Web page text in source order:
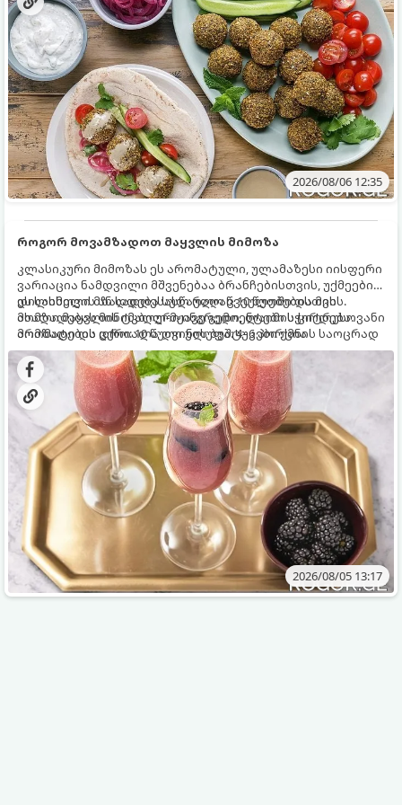
2026/08/06 12:35
როგორ მოვამზადოთ მაყვლის მიმოზა
კლასიკური მიმოზას ეს არომატული, ულამაზესი იისფერი
ვარიაცია ნამდვილი მშვენებაა ბრანჩებისთვის, უქმეების
დილისთვის ან სადღესასწაულო წვეულებებისთვის.
ახალი მაყვლის ტკბილ-მჟავე გემო, ლაიმის ციტრუსოვანი
არომატი და ცქრიალა ღვინის ბუშტუკები ქმნის საოცრად
დახვეწილ და მაგრილებელ კოქტეილს.
ეს სასმელი მზადდება სულ რაღაც 10 წუთში და მის
მომზადებას მინიმალური ინგრედიენტები სჭირდება.
მომზადების დრო: 10 წუთი ულუფა: 4–6 პორცია
2026/08/05 13:17